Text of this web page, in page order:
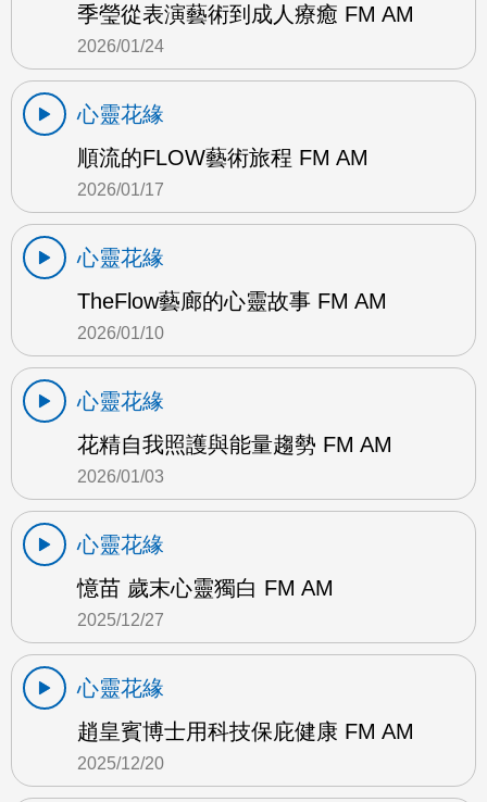
季瑩從表演藝術到成人療癒 FM AM
2026/01/24
心靈花緣
順流的FLOW藝術旅程 FM AM
2026/01/17
心靈花緣
TheFlow藝廊的心靈故事 FM AM
2026/01/10
心靈花緣
花精自我照護與能量趨勢 FM AM
2026/01/03
心靈花緣
憶苗 歲末心靈獨白 FM AM
2025/12/27
心靈花緣
趙皇賓博士用科技保庇健康 FM AM
2025/12/20